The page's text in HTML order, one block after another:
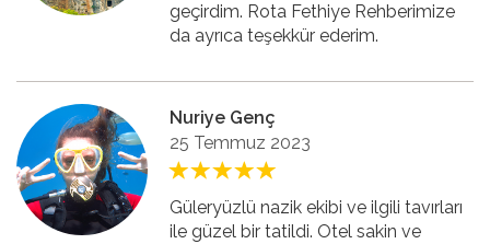
geçirdim. Rota Fethiye Rehberimize
da ayrıca teşekkür ederim.
Nuriye Genç
25 Temmuz 2023
Güleryüzlü nazik ekibi ve ilgili tavırları
ile güzel bir tatildi. Otel sakin ve